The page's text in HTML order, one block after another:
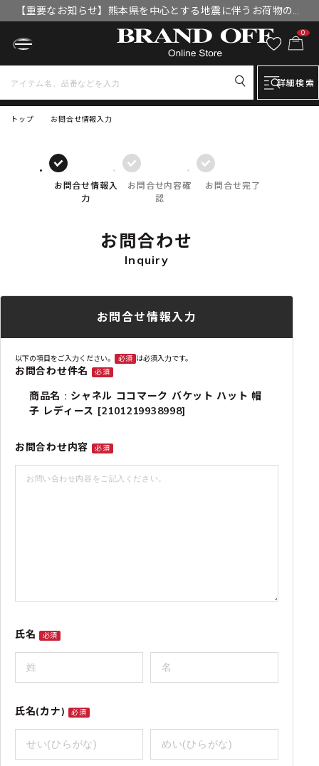
【重要なお知らせ】熊本県を中心とする地震に伴うお荷物のお
届けについて
0
詳細検索
トップ お問合せ情報入力
お問合せ情報入
力
お問合せ内容確
認
お問合せ完了
お問合わせ
Inquiry
お問合せ情報入力
以下の項目をご入力ください。 必須 は必須入力です。
お問合わせ件名 必須
商品名 : シャネル ココマーク バケット ハット 帽
子 レディース [2101219938998]
お問合わせ内容 必須
氏名 必須
氏名(カナ) 必須